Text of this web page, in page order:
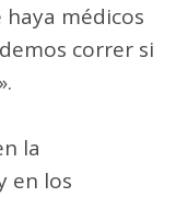
médicos
correr si
la
en los